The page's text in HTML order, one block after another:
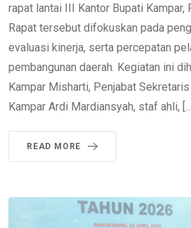
rapat lantai III Kantor Bupati
Rapat tersebut difokuskan pada
evaluasi kinerja, serta percepatan
pembangunan daerah. Kegiatan ini
Kampar Misharti, Penjabat
Kampar Ardi Mardiansyah, staf ahli,
READ MORE